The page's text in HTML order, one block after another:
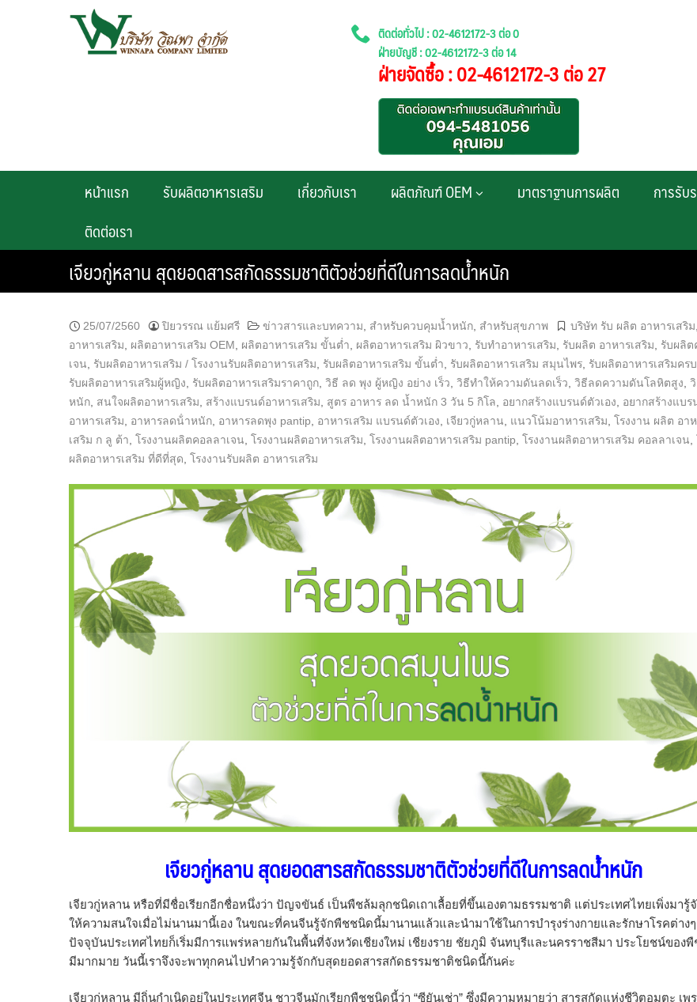
ติดต่อทั่วไป : 02-4612172-3 ต่อ 0
ฝ่ายบัญชี : 02-4612172-3 ต่อ 14
ฝ่ายจัดซื้อ : 02-4612172-3 ต่อ 27
หน้าแรก รับผลิตอาหารเสริม เกี่ยวกับเรา ผลิตภัณฑ์ OEM มาตราฐานการผลิต การรั
ติดต่อเรา
เจียวกู่หลาน สุดยอดสารสกัดธรรมชาติตัวช่วยที่ดีในการลดน้ำหนัก
25/07/2560 ปิยวรรณ แย้มศรี ข่าวสารและบทความ สำหรับควบคุมน้ำหนัก สำหรับสุขภาพ บริษัท รับ ผลิต อาหารเสริม
อาหารเสริม
ผลิตอาหารเสริม OEM ผลิตอาหารเสริม ขั้นต่ำ ผลิตอาหารเสริม ผิวขาว รับทำอาหารเสริม รับผลิต อาหารเสริม
รับผลิต
เจน
รับผลิตอาหารเสริม / โรงงานรับผลิตอาหารเสริม รับผลิตอาหารเสริม ขั้นต่ำ รับผลิตอาหารเสริม สมุนไพร รับผลิตอาหารเสริมคร
รับผลิตอาหารเสริมผู้หญิง
รับผลิตอาหารเสริมราคาถูก วิธี ลด พุง ผู้หญิง อย่าง เร็ว วิธีทําให้ความดันลดเร็ว วิธีลดความดันโลหิตสูง
หนัก สนใจผลิตอาหารเสริม สร้างแบรนด์อาหารเสริม สูตร อาหาร ลด น้ำหนัก 3 วัน 5 กิโล อยากสร้างแบรนด์ตัวเอง
อยากสร้างแบร
อาหารเสริม
อาหารลดน้ําหนัก อาหารลดพุง pantip อาหารเสริม แบรนด์ตัวเอง เจียวกู่หลาน แนวโน้มอาหารเสริม โรงงาน ผลิต อา
เสริม ก ลู ต้า โรงงานผลิตคอลลาเจน โรงงานผลิตอาหารเสริม โรงงานผลิตอาหารเสริม pantip โรงงานผลิตอาหารเสริม คอลลาเจน
ผลิตอาหารเสริม ที่ดีที่สุด โรงงานรับผลิต อาหารเสริม
เจียวกู่หลาน สุดยอดสารสกัดธรรมชาติตัวช่วยที่ดีในการลดน้ำหนัก
เจียวกู่หลาน หรือที่มีชื่อเรียกอีกชื่อหนึ่งว่า ปัญจขันธ์ เป็นพืชล้มลุกชนิดเถาเลื้อยที่ขึ้นเองตามธรรมชาติ แต่ประเทศไทยเพิ่งมารู้
ให้ความสนใจเมื่อไม่นานมานี้เอง ในขณะที่คนจีนรู้จักพืชชนิดนี้มานานแล้วและนำมาใช้ในการบำรุงร่างกายและรักษาโรคต่าง
ปัจจุบันประเทศไทยก็เริ่มมีการแพร่หลายกันในพื้นที่จังหวัดเชียงใหม่ เชียงราย ชัยภูมิ จันทบุรีและนครราชสีมา ประโยชน์ของ
มีมากมาย วันนี้เราจึงจะพาทุกคนไปทำความรู้จักกับสุดยอดสารสกัดธรรมชาติชนิดนี้กันค่ะ
เจียวกู่หลาน มีถิ่นกำเนิดอยู่ในประเทศจีน ชาวจีนมักเรียกพืชชนิดนี้ว่า “ซียันเช่า” ซึ่งมีความหมายว่า สารสกัดแห่งชีวิตอมตะ เพ